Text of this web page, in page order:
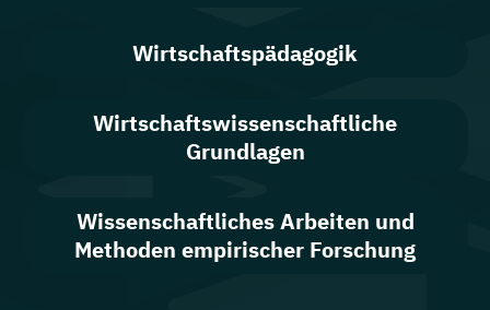
Wirtschaftspädagogik
Wirtschaftswissenschaftliche
Grundlagen
Wissenschaftliches Arbeiten und
Methoden empirischer Forschung